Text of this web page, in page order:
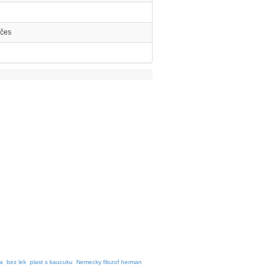
bez lek plast s kaucuku Nemecky filozof herman